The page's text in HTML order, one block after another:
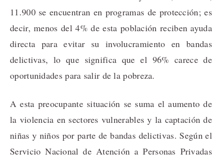
11.900 se encuentran en programas de protección; es
decir, menos del 4% de esta población reciben ayuda
directa para evitar su involucramiento en bandas
delictivas, lo que significa que el 96% carece de
oportunidades para salir de la pobreza.
A esta preocupante situación se suma el aumento de
la violencia en sectores vulnerables y la captación de
niñas y niños por parte de bandas delictivas. Según el
Servicio Nacional de Atención a Personas Privadas